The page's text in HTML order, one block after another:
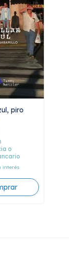
piro
o
interés